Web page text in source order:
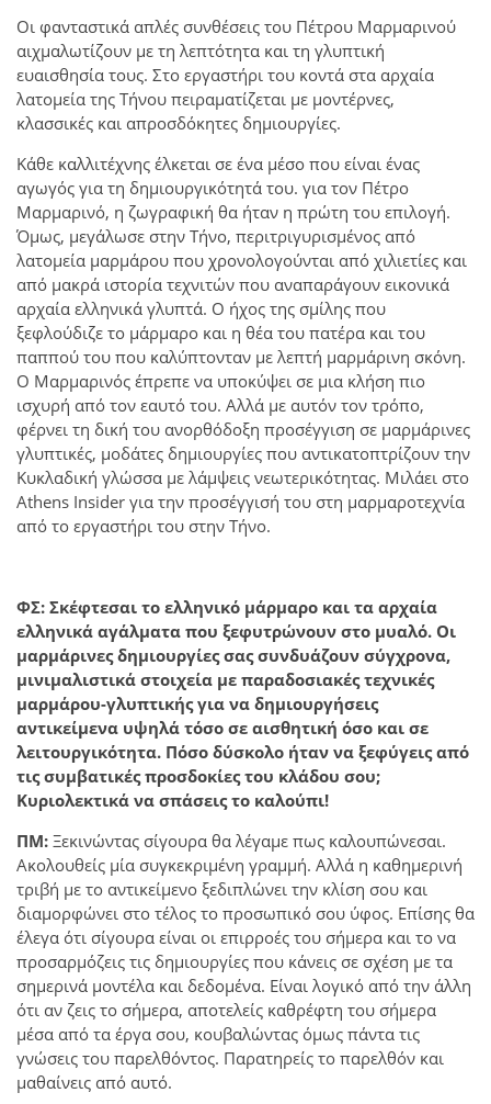
Οι φανταστικά απλές συνθέσεις του Πέτρου Μαρμαρινού
αιχμαλωτίζουν με τη λεπτότητα και τη γλυπτική
ευαισθησία τους. Στο εργαστήρι του κοντά στα αρχαία
λατομεία της Τήνου πειραματίζεται με μοντέρνες,
κλασσικές και απροσδόκητες δημιουργίες.
Κάθε καλλιτέχνης έλκεται σε ένα μέσο που είναι ένας
αγωγός για τη δημιουργικότητά του. για τον Πέτρο
Μαρμαρινό, η ζωγραφική θα ήταν η πρώτη του επιλογή.
Όμως, μεγάλωσε στην Τήνο, περιτριγυρισμένος από
λατομεία μαρμάρου που χρονολογούνται από χιλιετίες και
από μακρά ιστορία τεχνιτών που αναπαράγουν εικονικά
αρχαία ελληνικά γλυπτά. Ο ήχος της σμίλης που
ξεφλούδιζε το μάρμαρο και η θέα του πατέρα και του
παππού του που καλύπτονταν με λεπτή μαρμάρινη σκόνη.
Ο Μαρμαρινός έπρεπε να υποκύψει σε μια κλήση πιο
ισχυρή από τον εαυτό του. Αλλά με αυτόν τον τρόπο,
φέρνει τη δική του ανορθόδοξη προσέγγιση σε μαρμάρινες
γλυπτικές, μοδάτες δημιουργίες που αντικατοπτρίζουν την
Κυκλαδική γλώσσα με λάμψεις νεωτερικότητας. Μιλάει στο
Athens Insider για την προσέγγισή του στη μαρμαροτεχνία
από το εργαστήρι του στην Τήνο.
ΦΣ: Σκέφτεσαι το ελληνικό μάρμαρο και τα αρχαία
ελληνικά αγάλματα που ξεφυτρώνουν στο μυαλό. Οι
μαρμάρινες δημιουργίες σας συνδυάζουν σύγχρονα,
μινιμαλιστικά στοιχεία με παραδοσιακές τεχνικές
μαρμάρου-γλυπτικής για να δημιουργήσεις
αντικείμενα υψηλά τόσο σε αισθητική όσο και σε
λειτουργικότητα. Πόσο δύσκολο ήταν να ξεφύγεις από
τις συμβατικές προσδοκίες του κλάδου σου;
Κυριολεκτικά να σπάσεις το καλούπι!
ΠΜ: Ξεκινώντας σίγουρα θα λέγαμε πως καλουπώνεσαι.
Ακολουθείς μία συγκεκριμένη γραμμή. Αλλά η καθημερινή
τριβή με το αντικείμενο ξεδιπλώνει την κλίση σου και
διαμορφώνει στο τέλος το προσωπικό σου ύφος. Επίσης θα
έλεγα ότι σίγουρα είναι οι επιρροές του σήμερα και το να
προσαρμόζεις τις δημιουργίες που κάνεις σε σχέση με τα
σημερινά μοντέλα και δεδομένα. Είναι λογικό από την άλλη
ότι αν ζεις το σήμερα, αποτελείς καθρέφτη του σήμερα
μέσα από τα έργα σου, κουβαλώντας όμως πάντα τις
γνώσεις του παρελθόντος. Παρατηρείς το παρελθόν και
μαθαίνεις από αυτό.